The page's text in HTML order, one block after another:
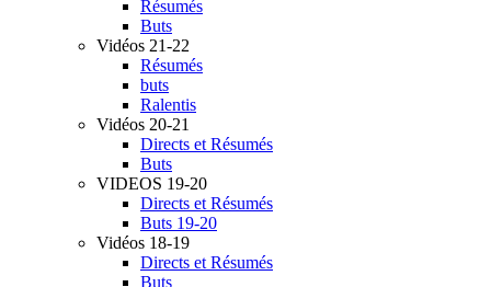
Résumés
Buts
Vidéos 21-22
Résumés
buts
Ralentis
Vidéos 20-21
Directs et Résumés
Buts
VIDEOS 19-20
Directs et Résumés
Buts 19-20
Vidéos 18-19
Directs et Résumés
Buts